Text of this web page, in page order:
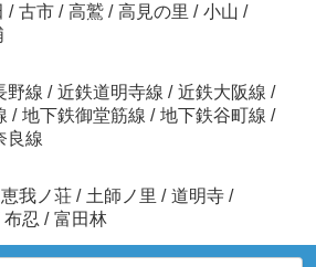
/ 古市 / 高鷲 / 高見の里 / 小山 /
野線 / 近鉄道明寺線 / 近鉄大阪線 /
/ 地下鉄御堂筋線 / 地下鉄谷町線 /
良線
恵我ノ荘 / 土師ノ里 / 道明寺 /
布忍 / 富田林